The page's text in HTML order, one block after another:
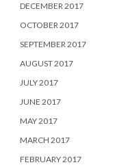
DECEMBER 2017
OCTOBER 2017
SEPTEMBER 2017
AUGUST 2017
JULY 2017
JUNE 2017
MAY 2017
MARCH 2017
FEBRUARY 2017